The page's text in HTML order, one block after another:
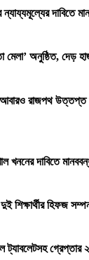
দাবিতে
মেলা’ অনুষ্ঠিত, দেড়
রাজপথ উত্তপ্ত
খননের দাবিতে
শিক্ষার্থীর হিফজ
ট্যাবলেটসহ